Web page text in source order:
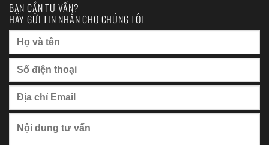
BẠN CẦN TƯ VẤN?
HÃY GỬI TIN NHẮN CHO CHÚNG TÔI